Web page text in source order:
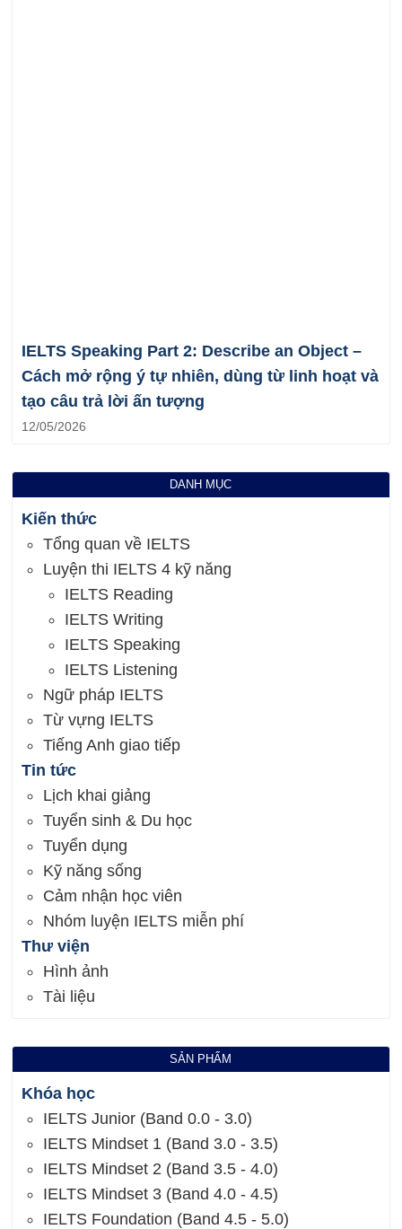
IELTS Speaking Part 2: Describe an Object –
Cách mở rộng ý tự nhiên, dùng từ linh hoạt và
tạo câu trả lời ấn tượng
12/05/2026
DANH MỤC
Kiến thức
Tổng quan về IELTS
Luyện thi IELTS 4 kỹ năng
IELTS Reading
IELTS Writing
IELTS Speaking
IELTS Listening
Ngữ pháp IELTS
Từ vựng IELTS
Tiếng Anh giao tiếp
Tin tức
Lịch khai giảng
Tuyển sinh & Du học
Tuyển dụng
Kỹ năng sống
Cảm nhận học viên
Nhóm luyện IELTS miễn phí
Thư viện
Hình ảnh
Tài liệu
SẢN PHẨM
Khóa học
IELTS Junior (Band 0.0 - 3.0)
IELTS Mindset 1 (Band 3.0 - 3.5)
IELTS Mindset 2 (Band 3.5 - 4.0)
IELTS Mindset 3 (Band 4.0 - 4.5)
IELTS Foundation (Band 4.5 - 5.0)